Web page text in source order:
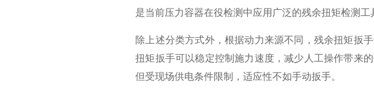
是当前压力容器在役检测中应用广泛的残余扭矩检测工
除上述分类方式外，根据动力来源不同，残余扭矩扳
扭矩扳手可以稳定控制施力速度，减少人工操作带来
但受现场供电条件限制，适应性不如手动扳手。